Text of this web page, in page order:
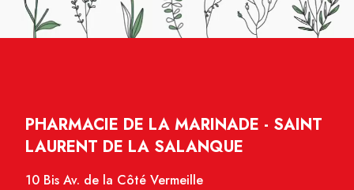
PHARMACIE DE LA MARINADE - SAINT
LAURENT DE LA SALANQUE
10 Bis Av. de la Côté Vermeille